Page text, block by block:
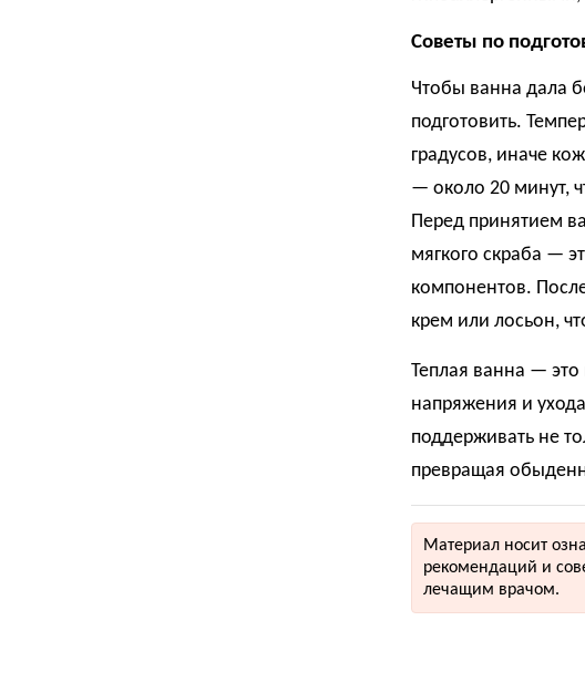
Советы по
Чтобы ванна дала
подготовить.
градусов, иначе
— около 20 минут,
Перед принятием
мягкого скраба —
компонентов.
крем или лосьон,
Теплая ванна — это
напряжения и
поддерживать не
превращая
Материал носит
рекомендаций и
лечащим врачом.